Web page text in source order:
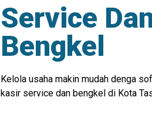
Service
Bengkel
Kelola usaha makin mudah denga
kasir service dan bengkel di Kota